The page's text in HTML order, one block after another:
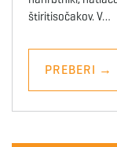
štiritisočakov. V…
PREBERI →